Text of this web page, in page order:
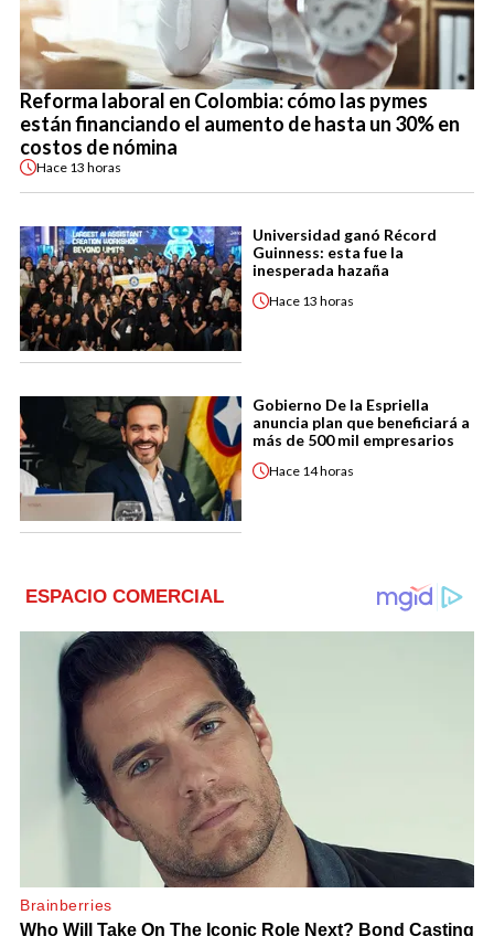
Reforma laboral en Colombia: cómo las pymes
están financiando el aumento de hasta un 30% en
costos de nómina
Hace 13 horas
Universidad ganó Récord
Guinness: esta fue la
inesperada hazaña
Hace 13 horas
Gobierno De la Espriella
anuncia plan que beneficiará a
más de 500 mil empresarios
Hace 14 horas